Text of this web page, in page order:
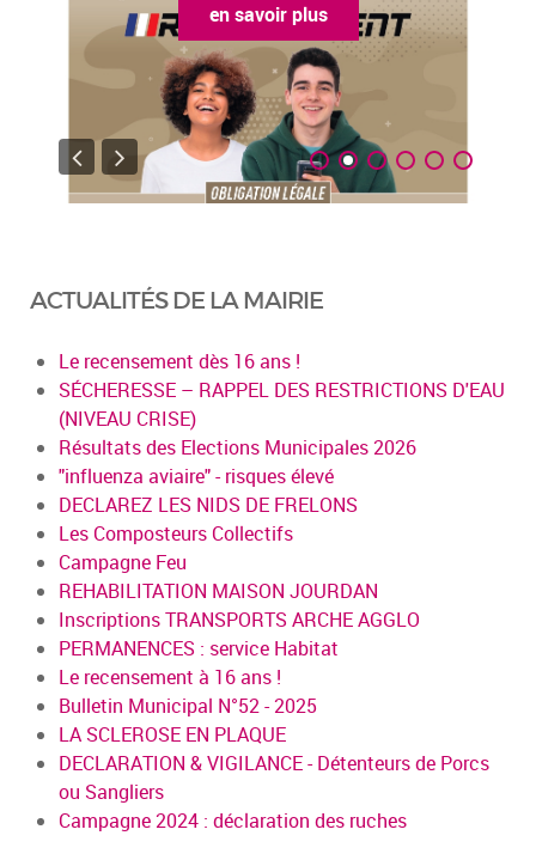
en savoir plus
ACTUALITÉS DE LA MAIRIE
Le recensement dès 16 ans !
SÉCHERESSE – RAPPEL DES RESTRICTIONS D'EAU
(NIVEAU CRISE)
Résultats des Elections Municipales 2026
"influenza aviaire" - risques élevé
DECLAREZ LES NIDS DE FRELONS
Les Composteurs Collectifs
Campagne Feu
REHABILITATION MAISON JOURDAN
Inscriptions TRANSPORTS ARCHE AGGLO
PERMANENCES : service Habitat
Le recensement à 16 ans !
Bulletin Municipal N°52 - 2025
LA SCLEROSE EN PLAQUE
DECLARATION & VIGILANCE - Détenteurs de Porcs
ou Sangliers
Campagne 2024 : déclaration des ruches